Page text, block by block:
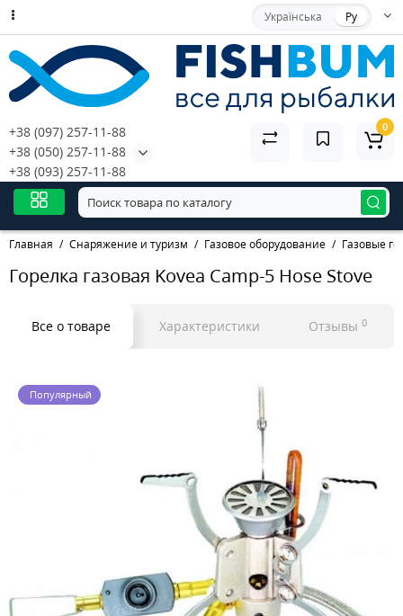
Українська Ру
+38 (097) 257-11-88
+38 (050) 257-11-88
+38 (093) 257-11-88
0
Главная Снаряжение и туризм Газовое оборудование Газовые
Горелка газовая Kovea Camp-5 Hose Stove
Все о товаре Характеристики Отзывы 0
Популярный